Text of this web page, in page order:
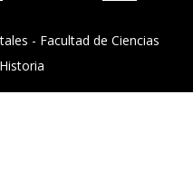
- Facultad de Ciencias